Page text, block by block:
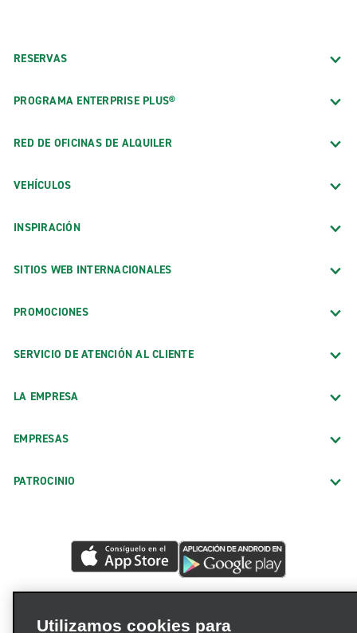
RESERVAS
PROGRAMA ENTERPRISE PLUS®
RED DE OFICINAS DE ALQUILER
VEHÍCULOS
INSPIRACIÓN
SITIOS WEB INTERNACIONALES
PROMOCIONES
SERVICIO DE ATENCIÓN AL CLIENTE
LA EMPRESA
EMPRESAS
PATROCINIO
Utilizamos cookies para